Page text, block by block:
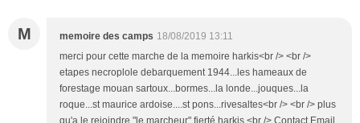
M memoire des camps 18/08/2019 13:11
merci pour cette marche de la memoire harkis<br /> <br />
etapes necroplole debarquement 1944...les hameaux de
forestage mouan sartoux...bormes...la londe...jouques...la
roque...st maurice ardoise....st pons...rivesaltes<br /> <br /> plus